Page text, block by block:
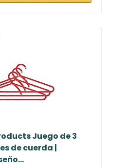
Juego de 3
de cuerda |